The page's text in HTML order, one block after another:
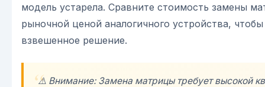
модель устарела. Сравните стоимость замены
рыночной ценой аналогичного устройства,
взвешенное решение.
⚠️ Внимание: Замена матрицы требует высокой